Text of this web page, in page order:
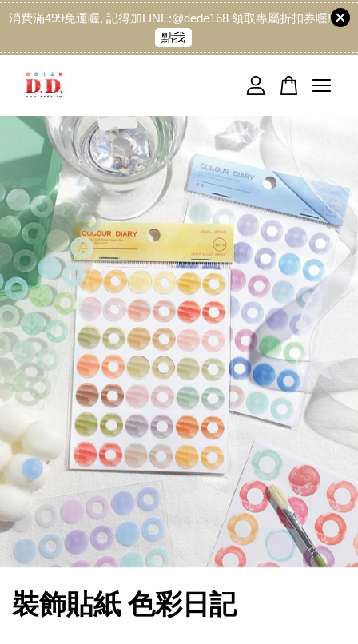
消費滿499免運喔, 記得加LINE:@dede168 領取專屬折扣券喔!
點我
裝飾貼紙 色彩日記
您的購物車目前還是空的。
繼續購物